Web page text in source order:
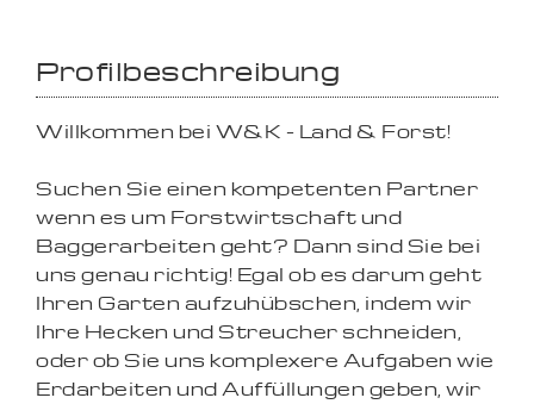
Profilbeschreibung
Willkommen bei W&K - Land & Forst!
Suchen Sie einen kompetenten Partner
wenn es um Forstwirtschaft und
Baggerarbeiten geht? Dann sind Sie bei
uns genau richtig! Egal ob es darum geht
Ihren Garten aufzuhübschen, indem wir
Ihre Hecken und Streucher schneiden,
oder ob Sie uns komplexere Aufgaben wie
Erdarbeiten und Auffüllungen geben, wir